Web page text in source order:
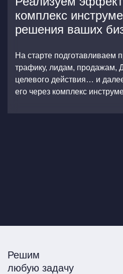
комплекс
решения ваших
На старте подготавливаем
трафику, лидам, продажам,
целевого действия… и
его через комплекс
Решим
любую задачу